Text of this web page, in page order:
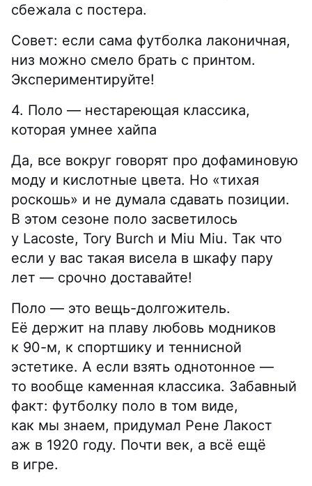
сбежала с постера.
Совет: если сама футболка лаконичная,
низ можно смело брать с принтом.
Экспериментируйте!
4. Поло — нестареющая классика,
которая умнее хайпа
Да, все вокруг говорят про дофаминовую
моду и кислотные цвета. Но «тихая
роскошь» и не думала сдавать позиции.
В этом сезоне поло засветилось
у Lacoste, Tory Burch и Miu Miu. Так что
если у вас такая висела в шкафу пару
лет — срочно доставайте!
Поло — это вещь-долгожитель.
Её держит на плаву любовь модников
к 90-м, к спортшику и теннисной
эстетике. А если взять однотонное —
то вообще каменная классика. Забавный
факт: футболку поло в том виде,
как мы знаем, придумал Рене Лакост
аж в 1920 году. Почти век, а всё ещё
в игре.